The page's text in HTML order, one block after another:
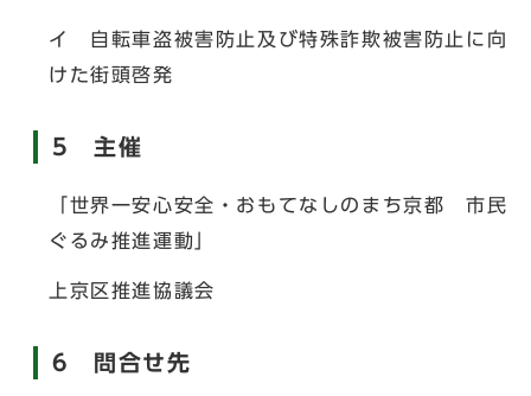
イ 自転車盗被害防止及び特殊詐欺被害防止に向
けた街頭啓発
5 主催
「世界一安心安全・おもてなしのまち京都 市民
ぐるみ推進運動」
上京区推進協議会
6 問合せ先